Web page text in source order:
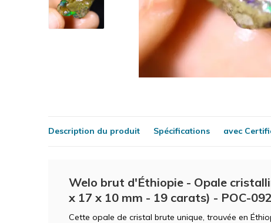
Description du produit Spécifications avec
Welo brut d'Éthiopie - Opale
x 17 x 10 mm - 19 carats) - POC-
Cette opale de cristal brute unique, trouvée en